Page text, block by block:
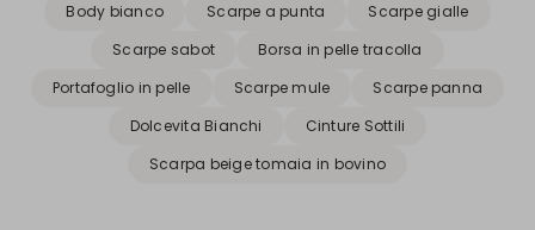
Body bianco
Scarpe a punta
Scarpe gialle
Scarpe sabot
Borsa in pelle tracolla
Portafoglio in pelle
Scarpe mule
Scarpe panna
Dolcevita Bianchi
Cinture Sottili
Scarpa beige tomaia in bovino